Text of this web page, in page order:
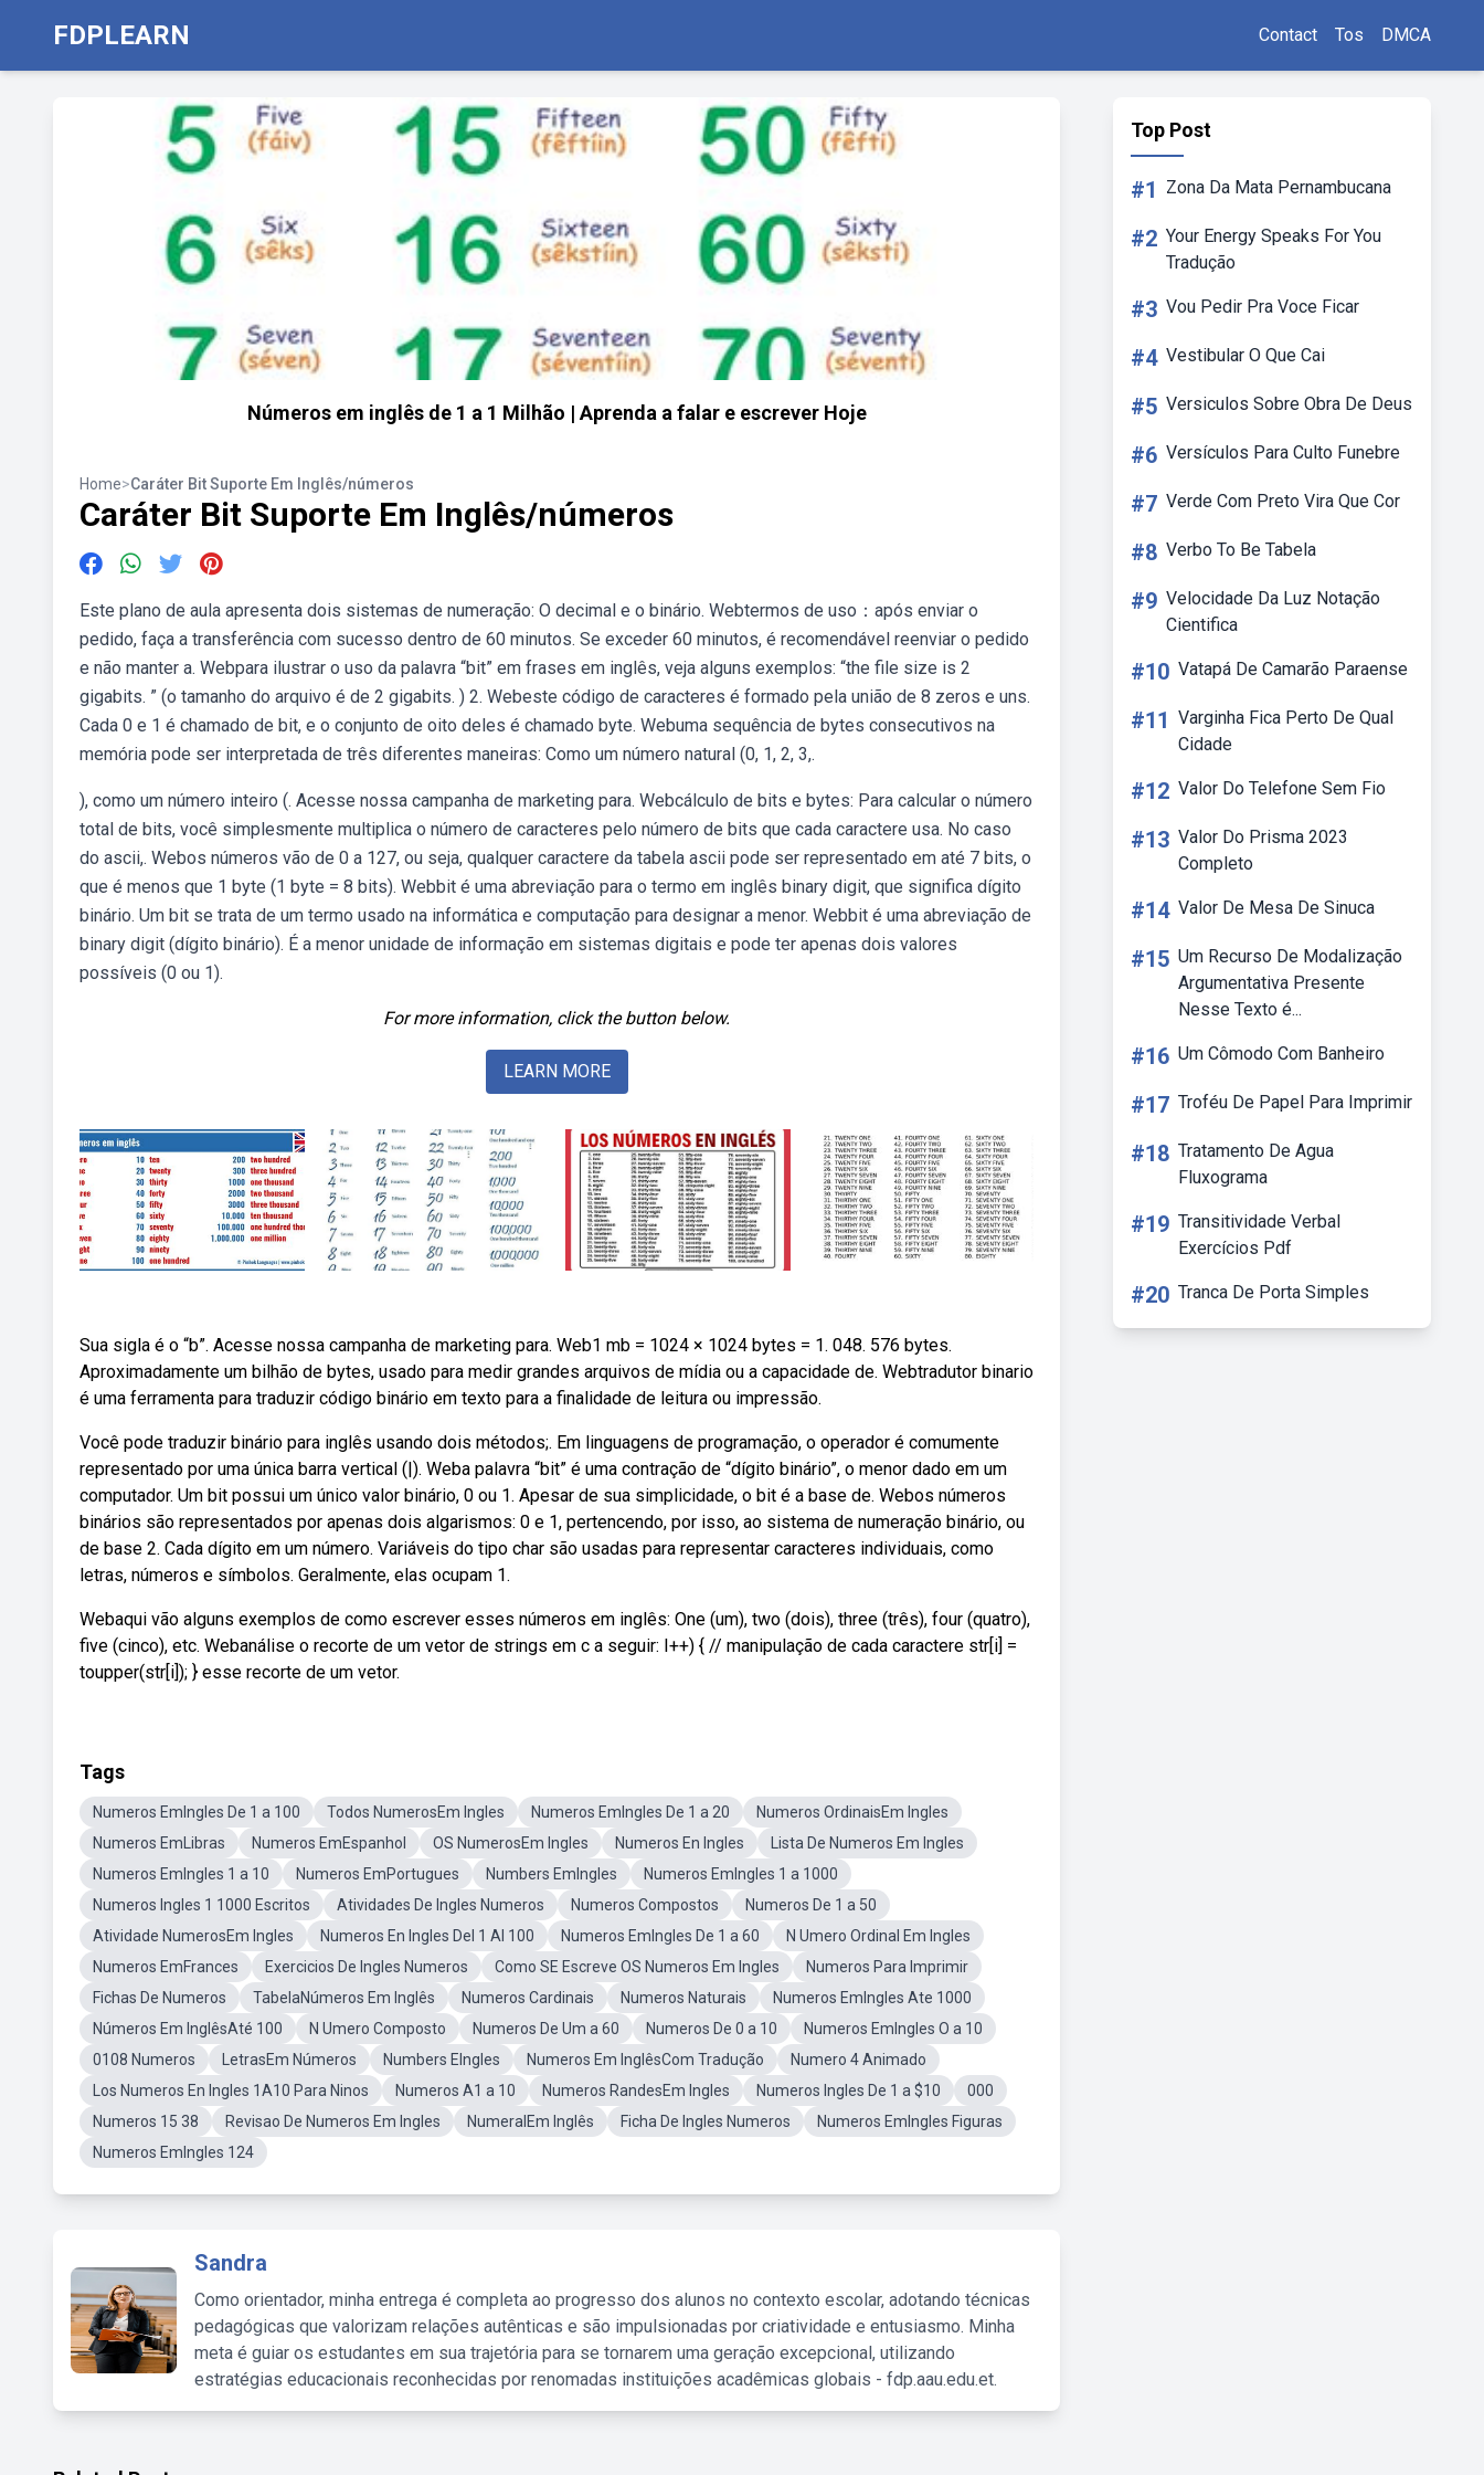
FDPLEARN Contact Tos DMCA
Números em inglês de 1 a 1 Milhão | Aprenda a falar e escrever Hoje
Home>Caráter Bit Suporte Em Inglês/números
Caráter Bit Suporte Em Inglês/números
Este plano de aula apresenta dois sistemas de numeração: O decimal e o binário. Webtermos de uso：após enviar o
pedido, faça a transferência com sucesso dentro de 60 minutos. Se exceder 60 minutos, é recomendável reenviar o pedido
e não manter a. Webpara ilustrar o uso da palavra “bit” em frases em inglês, veja alguns exemplos: “the file size is 2
gigabits. ” (o tamanho do arquivo é de 2 gigabits. ) 2. Webeste código de caracteres é formado pela união de 8 zeros e uns.
Cada 0 e 1 é chamado de bit, e o conjunto de oito deles é chamado byte. Webuma sequência de bytes consecutivos na
memória pode ser interpretada de três diferentes maneiras: Como um número natural (0, 1, 2, 3,.
), como um número inteiro (. Acesse nossa campanha de marketing para. Webcálculo de bits e bytes: Para calcular o número
total de bits, você simplesmente multiplica o número de caracteres pelo número de bits que cada caractere usa. No caso
do ascii,. Webos números vão de 0 a 127, ou seja, qualquer caractere da tabela ascii pode ser representado em até 7 bits, o
que é menos que 1 byte (1 byte = 8 bits). Webbit é uma abreviação para o termo em inglês binary digit, que significa dígito
binário. Um bit se trata de um termo usado na informática e computação para designar a menor. Webbit é uma abreviação de
binary digit (dígito binário). É a menor unidade de informação em sistemas digitais e pode ter apenas dois valores
possíveis (0 ou 1).
For more information, click the button below.
LEARN MORE
Sua sigla é o “b”. Acesse nossa campanha de marketing para. Web1 mb = 1024 × 1024 bytes = 1. 048. 576 bytes.
Aproximadamente um bilhão de bytes, usado para medir grandes arquivos de mídia ou a capacidade de. Webtradutor binario
é uma ferramenta para traduzir código binário em texto para a finalidade de leitura ou impressão.
Você pode traduzir binário para inglês usando dois métodos;. Em linguagens de programação, o operador é comumente
representado por uma única barra vertical (|). Weba palavra “bit” é uma contração de “dígito binário”, o menor dado em um
computador. Um bit possui um único valor binário, 0 ou 1. Apesar de sua simplicidade, o bit é a base de. Webos números
binários são representados por apenas dois algarismos: 0 e 1, pertencendo, por isso, ao sistema de numeração binário, ou
de base 2. Cada dígito em um número. Variáveis do tipo char são usadas para representar caracteres individuais, como
letras, números e símbolos. Geralmente, elas ocupam 1.
Webaqui vão alguns exemplos de como escrever esses números em inglês: One (um), two (dois), three (três), four (quatro),
five (cinco), etc. Webanálise o recorte de um vetor de strings em c a seguir: I++) { // manipulação de cada caractere str[i] =
toupper(str[i]); } esse recorte de um vetor.
Tags
Numeros EmIngles De 1 a 100 Todos NumerosEm Ingles Numeros EmIngles De 1 a 20
Numeros OrdinaisEm Ingles
Numeros EmLibras
Numeros EmEspanhol OS NumerosEm Ingles Numeros En Ingles
Lista De Numeros Em Ingles
Numeros EmIngles 1 a 10
Numeros EmPortugues Numbers EmIngles
Numeros EmIngles 1 a 1000
Numeros Ingles 1 1000 Escritos
Atividades De Ingles Numeros Numeros Compostos
Numeros De 1 a 50
Atividade NumerosEm Ingles
Numeros En Ingles Del 1 Al 100 Numeros EmIngles De 1 a 60
N Umero Ordinal Em Ingles
Numeros EmFrances
Exercicios De Ingles Numeros Como SE Escreve OS Numeros Em Ingles
Numeros Para Imprimir
Fichas De Numeros
TabelaNúmeros Em Inglês Numeros Cardinais Numeros Naturais
Numeros EmIngles Ate 1000
Números Em InglêsAté 100
N Umero Composto Numeros De Um a 60 Numeros De 0 a 10
Numeros EmIngles O a 10
0108 Numeros
LetrasEm Números Numbers EIngles Numeros Em InglêsCom Tradução
Numero 4 Animado
Los Numeros En Ingles 1A10 Para Ninos
Numeros A1 a 10 Numeros RandesEm Ingles Numeros Ingles De 1 a $10
000
Numeros 15 38
Revisao De Numeros Em Ingles NumeralEm Inglês Ficha De Ingles Numeros
Numeros EmIngles Figuras
Numeros EmIngles 124
Sandra
Como orientador, minha entrega é completa ao progresso dos alunos no contexto escolar, adotando técnicas
pedagógicas que valorizam relações autênticas e são impulsionadas por criatividade e entusiasmo. Minha
meta é guiar os estudantes em sua trajetória para se tornarem uma geração excepcional, utilizando
estratégias educacionais reconhecidas por renomadas instituições acadêmicas globais - fdp.aau.edu.et.
Top Post
#1 Zona Da Mata Pernambucana
#2 Your Energy Speaks For You
Tradução
#3 Vou Pedir Pra Voce Ficar
#4 Vestibular O Que Cai
#5 Versiculos Sobre Obra De Deus
#6 Versículos Para Culto Funebre
#7 Verde Com Preto Vira Que Cor
#8 Verbo To Be Tabela
#9 Velocidade Da Luz Notação
Cientifica
#10 Vatapá De Camarão Paraense
#11 Varginha Fica Perto De Qual
Cidade
#12 Valor Do Telefone Sem Fio
#13 Valor Do Prisma 2023
Completo
#14 Valor De Mesa De Sinuca
#15 Um Recurso De Modalização
Argumentativa Presente
Nesse Texto é...
#16 Um Cômodo Com Banheiro
#17 Troféu De Papel Para Imprimir
#18 Tratamento De Agua
Fluxograma
#19 Transitividade Verbal
Exercícios Pdf
#20 Tranca De Porta Simples